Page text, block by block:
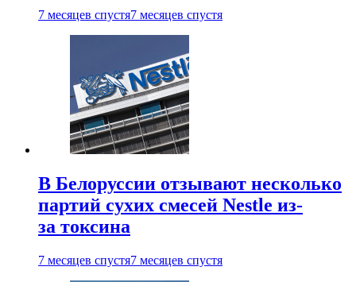
7 месяцев спустя7 месяцев спустя
В Белоруссии отзывают несколько
партий сухих смесей Nestle из-
за токсина
7 месяцев спустя7 месяцев спустя